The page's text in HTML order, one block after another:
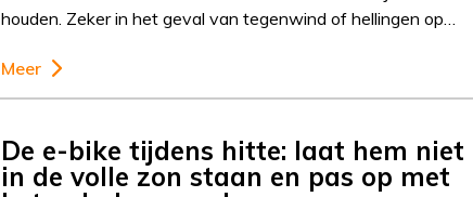
houden. Zeker in het geval van tegenwind of hellingen op…
Meer
De e-bike tijdens hitte: laat hem niet
in de volle zon staan en pas op met